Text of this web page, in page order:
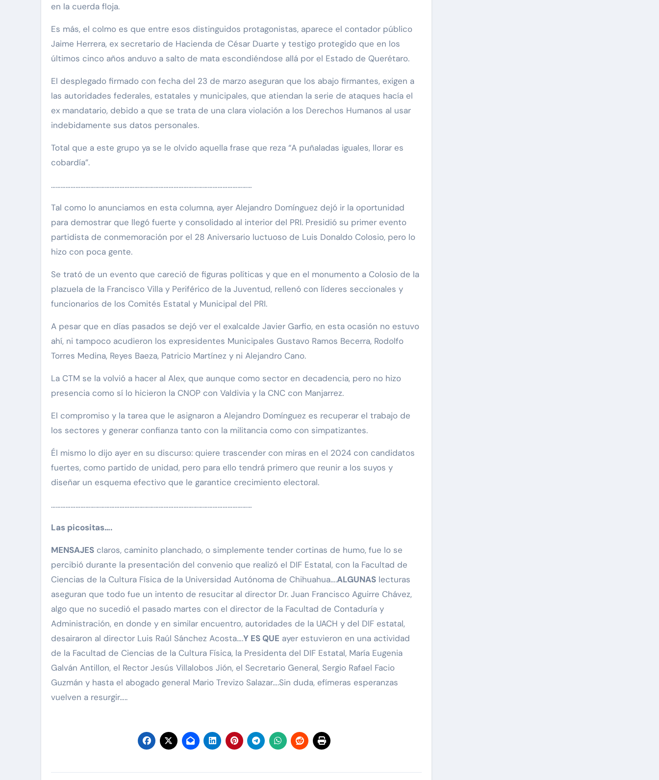
en la cuerda floja.
Es más, el colmo es que entre esos distinguidos protagonistas, aparece el contador público
Jaime Herrera, ex secretario de Hacienda de César Duarte y testigo protegido que en los
últimos cinco años anduvo a salto de mata escondiéndose allá por el Estado de Querétaro.
El desplegado firmado con fecha del 23 de marzo aseguran que los abajo firmantes, exigen a
las autoridades federales, estatales y municipales, que atiendan la serie de ataques hacía el
ex mandatario, debido a que se trata de una clara violación a los Derechos Humanos al usar
indebidamente sus datos personales.
Total que a este grupo ya se le olvido aquella frase que reza “A puñaladas iguales, llorar es
cobardía”.
……………………………………………………………………………………………………………
Tal como lo anunciamos en esta columna, ayer Alejandro Domínguez dejó ir la oportunidad
para demostrar que llegó fuerte y consolidado al interior del PRI. Presidió su primer evento
partidista de conmemoración por el 28 Aniversario luctuoso de Luis Donaldo Colosio, pero lo
hizo con poca gente.
Se trató de un evento que careció de figuras políticas y que en el monumento a Colosio de la
plazuela de la Francisco Villa y Periférico de la Juventud, rellenó con líderes seccionales y
funcionarios de los Comités Estatal y Municipal del PRI.
A pesar que en días pasados se dejó ver el exalcalde Javier Garfio, en esta ocasión no estuvo
ahí, ni tampoco acudieron los expresidentes Municipales Gustavo Ramos Becerra, Rodolfo
Torres Medina, Reyes Baeza, Patricio Martínez y ni Alejandro Cano.
La CTM se la volvió a hacer al Alex, que aunque como sector en decadencia, pero no hizo
presencia como sí lo hicieron la CNOP con Valdivia y la CNC con Manjarrez.
El compromiso y la tarea que le asignaron a Alejandro Domínguez es recuperar el trabajo de
los sectores y generar confianza tanto con la militancia como con simpatizantes.
Él mismo lo dijo ayer en su discurso: quiere trascender con miras en el 2024 con candidatos
fuertes, como partido de unidad, pero para ello tendrá primero que reunir a los suyos y
diseñar un esquema efectivo que le garantice crecimiento electoral.
……………………………………………………………………………………………………………
Las picositas….
MENSAJES claros, caminito planchado, o simplemente tender cortinas de humo, fue lo se
percibió durante la presentación del convenio que realizó el DIF Estatal, con la Facultad de
Ciencias de la Cultura Física de la Universidad Autónoma de Chihuahua….ALGUNAS lecturas
aseguran que todo fue un intento de resucitar al director Dr. Juan Francisco Aguirre Chávez,
algo que no sucedió el pasado martes con el director de la Facultad de Contaduría y
Administración, en donde y en similar encuentro, autoridades de la UACH y del DIF estatal,
desairaron al director Luis Raúl Sánchez Acosta….Y ES QUE ayer estuvieron en una actividad
de la Facultad de Ciencias de la Cultura Física, la Presidenta del DIF Estatal, María Eugenia
Galván Antillon, el Rector Jesús Villalobos Jión, el Secretario General, Sergio Rafael Facio
Guzmán y hasta el abogado general Mario Trevizo Salazar….Sin duda, efímeras esperanzas
vuelven a resurgir…..